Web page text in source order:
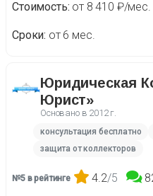
Стоимость от 8 410 ₽/мес.
Сроки от 6 мес.
Юридическая
Юрист»
Основано в 2012 г.
консультация бесплатно
защита от коллекторов
№5 в рейтинге 4.2/5